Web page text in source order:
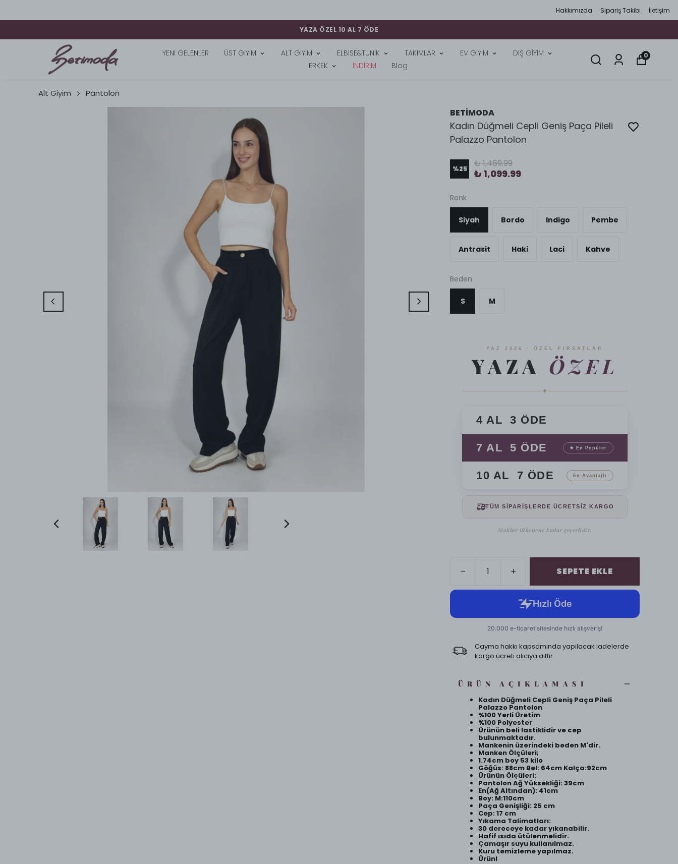
Hakkımızda Sipariş Takibi İletişim
TÜM SİPARİŞLERDE KARGO BEDAVA
YENİ GELENLER ÜST GİYİM ALT GİYİM ELBİSE&TUNİK TAKIMLAR EV GİYİM
DIŞ GİYİM
ERKEK
İNDİRİM Blog
0
Alt Giyim Pantolon
BETİMODA
Kadın Düğmeli Cepli Geniş Paça Pileli
Palazzo Pantolon
%25 ₺ 1,469.99
₺ 1,099.99
Renk
Siyah Bordo Indigo Pembe
Antrasit Haki Laci Kahve
Beden
S M
YAZ 2026 · ÖZEL FIRSATLAR
YAZA ÖZEL
✦
4 AL 3 ÖDE
7 AL 5 ÖDE ★ En Popüler
10 AL 7 ÖDE En Avantajlı
TÜM SİPARİŞLERDE ÜCRETSİZ KARGO
Stoklar tükenene kadar geçerlidir.
SEPETE EKLE
Cayma hakkı kapsamında yapılacak iadelerde
kargo ücreti alıcıya aittir.
ÜRÜN AÇIKLAMASI
Kadın Düğmeli Cepli Geniş Paça Pileli
Palazzo Pantolon
%100 Yerli Üretim
%100 Polyester
Ürünün beli lastiklidir ve cep
bulunmaktadır.
Mankenin üzerindeki beden M'dir.
Manken Ölçüleri;
1.74cm boy 53 kilo
Göğüs: 88cm Bel: 64cm Kalça:92cm
Ürünün Ölçüleri:
Pantolon Ağ Yüksekliği: 39cm
En(Ağ Altından): 41cm
Boy: M:110cm
Paça Genişliği: 25 cm
Cep: 17 cm
Yıkama Talimatları:
30 dereceye kadar yıkanabilir.
Hafif ısıda ütülenmelidir.
Çamaşır suyu kullanılmaz.
Kuru temizleme yapılmaz.
Ürünl